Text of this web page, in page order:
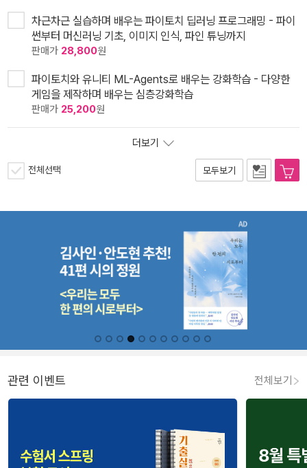
차근차근 실습하며 배우는 파이토치 딥러닝 프로그래밍 - 파이
썬부터 머신러닝 기초, 이미지 인식, 파인 튜닝까지
판매가 28,800원
파이토치와 유니티 ML-Agents로 배우는 강화학습 - 다양한
게임을 제작하며 배우는 심층강화학습
판매가 25,200원
더보기
전체선택 모두보기
관련 이벤트 전체보기